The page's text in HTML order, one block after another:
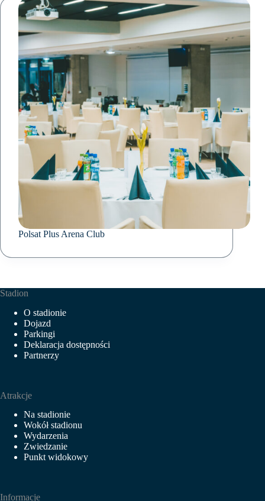
Polsat Plus Arena Club
Stadion
O stadionie
Dojazd
Parkingi
Deklaracja dostępności
Partnerzy
Atrakcje
Na stadionie
Wokół stadionu
Wydarzenia
Zwiedzanie
Punkt widokowy
Informacje